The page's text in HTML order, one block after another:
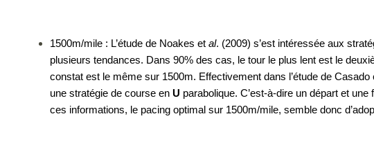
1500m/mile : L’étude de Noakes et al. (2009) s’est intéressée aux
plusieurs tendances. Dans 90% des cas, le tour le plus lent est le
constat est le même sur 1500m. Effectivement dans l’étude de Casado
une stratégie de course en U parabolique. C’est-à-dire un départ et
ces informations, le pacing optimal sur 1500m/mile, semble donc